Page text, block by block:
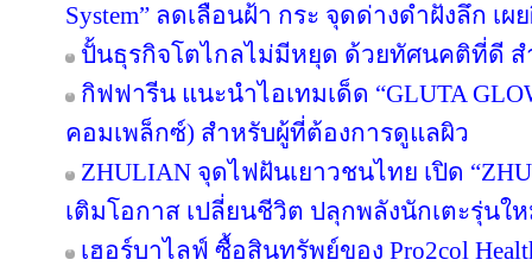
System” ลดเลือนฝ้า กระ จุดด่างดำฝังลึก เ
ปั้นธุรกิจโตไกลไม่มีหยุด ด้วยทัศนคติที่ดี ส
กิฟฟารีน แนะนำไอเทมเด็ด “GLUTA
คอมเพล็กซ์) สำหรับผู้ที่ต้องการดูแลผิว
ZHULIAN จุดไฟฝันเยาวชนไทย เปิด
เติมโอกาส เปลี่ยนชีวิต ปลุกพลังนักเตะรุ่น
เฮอร์บาไลฟ์ ซื้อสินทรัพย์ของ Pro2col